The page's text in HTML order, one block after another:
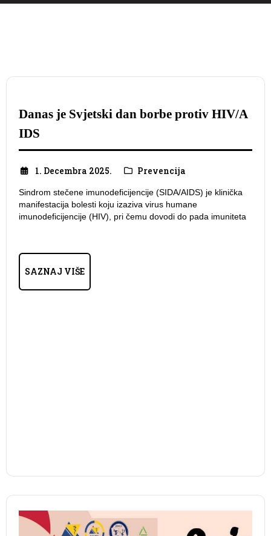
Danas je Svjetski dan borbe protiv HIV/A
IDS
1. Decembra 2025. Prevencija
Sindrom stečene imunodeficijencije (SIDA/AIDS) je klinička
manifestacija bolesti koju izaziva virus humane
imunodeficijencije (HIV), pri čemu dovodi do pada imuniteta
SAZNAJ VIŠE